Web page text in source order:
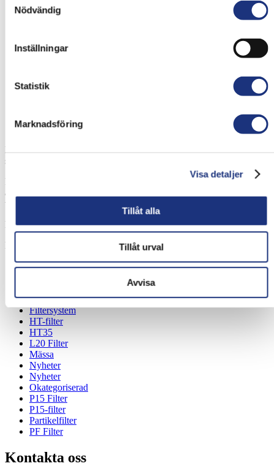
Nödvändig
Inställningar
Statistik
Marknadsföring
Visa detaljer
Tillåt alla
Tillåt urval
Avvisa
EHC HT är ett partikelfilter för tunga fordon och arbetsmaskiner i
stängda utrymmen.
Filtret reducerar enkelt farliga partiklar och dåliga lukt från
avgaserna. Det är enkelt att installera och fungerar även i låga
temperaturer.
Kontakta oss för mer information.
Kategorier
Avgasrenare
Direct-Fit
Filtersystem
HT-filter
HT35
L20 Filter
Mässa
Nyheter
Nyheter
Okategoriserad
P15 Filter
P15-filter
Partikelfilter
PF Filter
Kontakta oss